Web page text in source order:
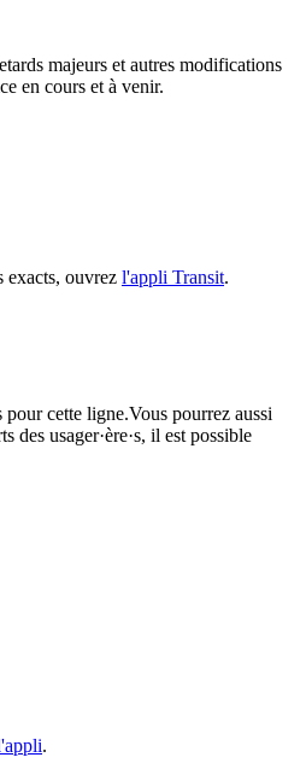
majeurs et autres modifications
en cours et à venir.
exacts, ouvrez l'appli Transit.
pour cette ligne.Vous pourrez aussi
des usager·ère·s, il est possible
.